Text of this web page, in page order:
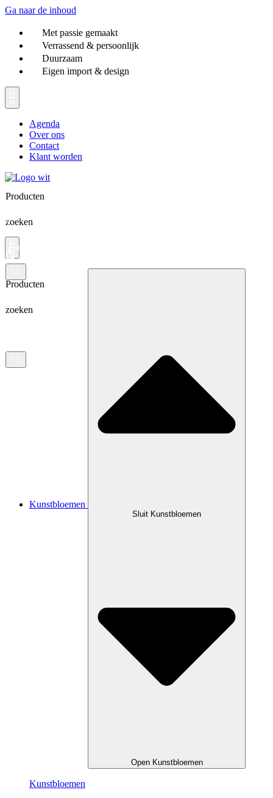
Ga naar de inhoud
Met passie gemaakt
Verrassend & persoonlijk
Duurzaam
Eigen import & design
Agenda
Over ons
Contact
Klant worden
Producten
zoeken
Producten
zoeken
Kunstbloemen
Sluit Kunstbloemen
Open Kunstbloemen
Kunstbloemen